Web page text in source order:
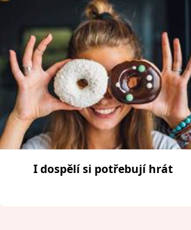
I dospělí si potřebují hrát